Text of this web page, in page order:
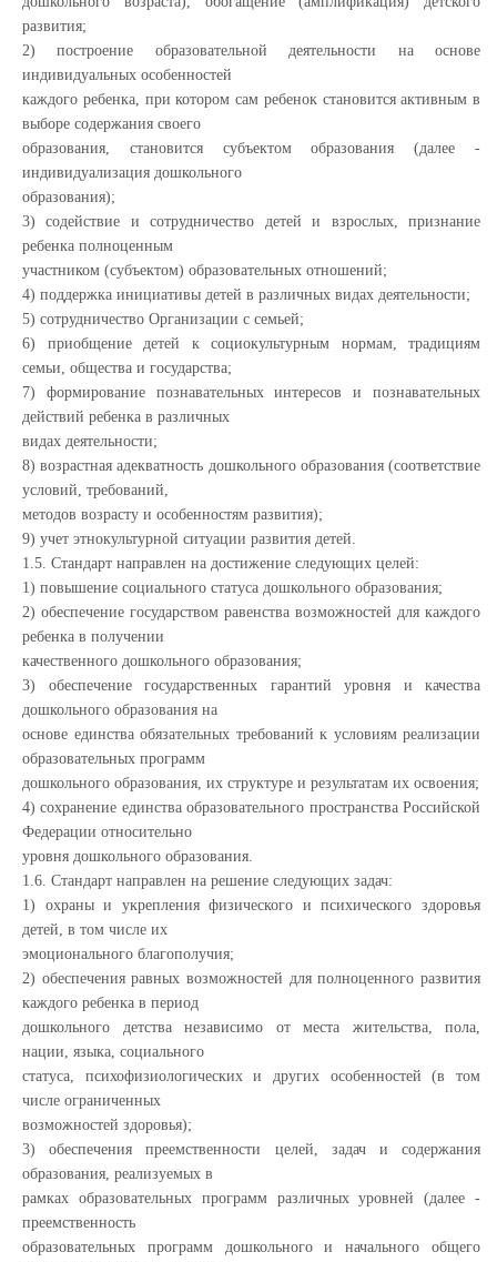
развития;
2) построение образовательной деятельности на основе
индивидуальных особенностей
каждого ребенка, при котором сам ребенок становится активным в
выборе содержания своего
образования, становится субъектом образования (далее -
индивидуализация дошкольного
образования);
3) содействие и сотрудничество детей и взрослых, признание
ребенка полноценным
участником (субъектом) образовательных отношений;
4) поддержка инициативы детей в различных видах деятельности;
5) сотрудничество Организации с семьей;
6) приобщение детей к социокультурным нормам, традициям
семьи, общества и государства;
7) формирование познавательных интересов и познавательных
действий ребенка в различных
видах деятельности;
8) возрастная адекватность дошкольного образования (соответствие
условий, требований,
методов возрасту и особенностям развития);
9) учет этнокультурной ситуации развития детей.
1.5. Стандарт направлен на достижение следующих целей:
1) повышение социального статуса дошкольного образования;
2) обеспечение государством равенства возможностей для каждого
ребенка в получении
качественного дошкольного образования;
3) обеспечение государственных гарантий уровня и качества
дошкольного образования на
основе единства обязательных требований к условиям реализации
образовательных программ
дошкольного образования, их структуре и результатам их освоения;
4) сохранение единства образовательного пространства Российской
Федерации относительно
уровня дошкольного образования.
1.6. Стандарт направлен на решение следующих задач:
1) охраны и укрепления физического и психического здоровья
детей, в том числе их
эмоционального благополучия;
2) обеспечения равных возможностей для полноценного развития
каждого ребенка в период
дошкольного детства независимо от места жительства, пола,
нации, языка, социального
статуса, психофизиологических и других особенностей (в том
числе ограниченных
возможностей здоровья);
3) обеспечения преемственности целей, задач и содержания
образования, реализуемых в
рамках образовательных программ различных уровней (далее -
преемственность
образовательных программ дошкольного и начального общего